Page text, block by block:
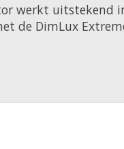
werkt
de DimLux